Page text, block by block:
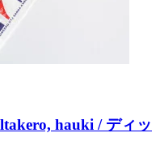
hauki / ディッ